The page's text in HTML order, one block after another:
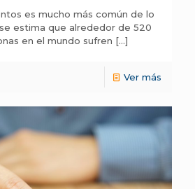
es mucho más común de lo
estima que alrededor de 520
en el mundo sufren […]
Ver más